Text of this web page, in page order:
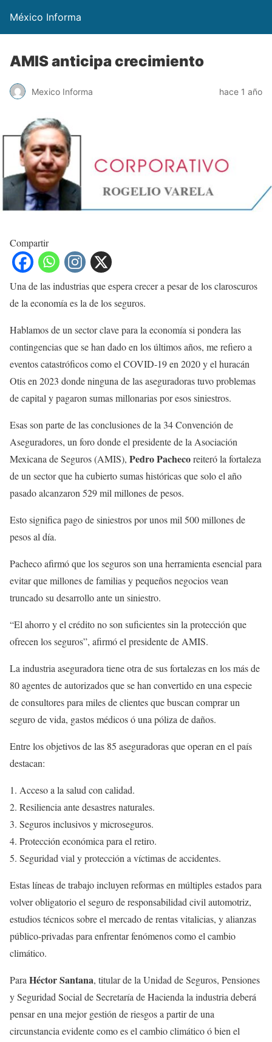
México Informa
AMIS anticipa crecimiento
Mexico Informa hace 1 año
Compartir
Una de las industrias que espera crecer a pesar de los claroscuros
de la economía es la de los seguros.
Hablamos de un sector clave para la economía si pondera las
contingencias que se han dado en los últimos años, me refiero a
eventos catastróficos como el COVID-19 en 2020 y el huracán
Otis en 2023 donde ninguna de las aseguradoras tuvo problemas
de capital y pagaron sumas millonarias por esos siniestros.
Esas son parte de las conclusiones de la 34 Convención de
Aseguradores, un foro donde el presidente de la Asociación
Mexicana de Seguros (AMIS), Pedro Pachecoreiteró la fortaleza
de un sector que ha cubierto sumas históricas que solo el año
pasado alcanzaron 529 mil millones de pesos.
Esto significa pago de siniestros por unos mil 500 millones de
pesos al día.
Pacheco afirmó que los seguros son una herramienta esencial para
evitar que millones de familias y pequeños negocios vean
truncado su desarrollo ante un siniestro.
“El ahorro y el crédito no son suficientes sin la protección que
ofrecen los seguros”, afirmó el presidente de AMIS.
La industria aseguradora tiene otra de sus fortalezas en los más de
80 agentes de autorizados que se han convertido en una especie
de consultores para miles de clientes que buscan comprar un
seguro de vida, gastos médicos ó una póliza de daños.
Entre los objetivos de las 85 aseguradoras que operan en el país
destacan:
Acceso a la salud con calidad.
Resiliencia ante desastres naturales.
Seguros inclusivos y microseguros.
Protección económica para el retiro.
Seguridad vial y protección a víctimas de accidentes.
Estas líneas de trabajo incluyen reformas en múltiples estados para
volver obligatorio el seguro de responsabilidad civil automotriz,
estudios técnicos sobre el mercado de rentas vitalicias, y alianzas
público-privadas para enfrentar fenómenos como el cambio
climático.
Para Héctor Santana, titular de la Unidad de Seguros, Pensiones
y Seguridad Social de Secretaría de Hacienda la industria deberá
pensar en una mejor gestión de riesgos a partir de una
circunstancia evidente como es el cambio climático ó bien el